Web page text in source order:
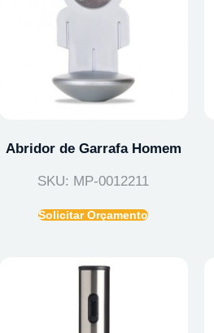
Abridor de Garrafa Homem
SKU: MP-0012211
Solicitar Orçamento